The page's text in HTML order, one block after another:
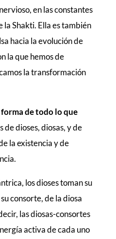
en las constantes
la Shakti. Ella es también
hacia la evolución de
la que hemos de
la transformación
de todo lo que
de dioses, diosas, y de
la existencia y de
los dioses toman su
consorte, de la diosa
las diosas-consortes
activa de cada uno